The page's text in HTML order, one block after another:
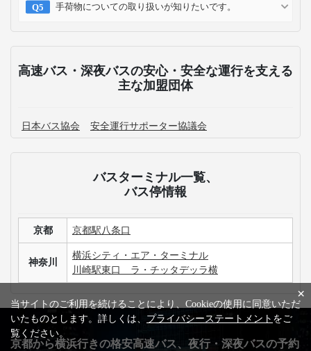
手荷物についての取り扱いが知りたいです。
高速バス・深夜バスの安心・安全な運行を支える
主な加盟団体
日本バス協会 安全運行サポーター協議会
バスターミナル一覧、
バス停情報
京都 京都駅八条口
神奈川
横浜シティ・エア・ターミナル
川崎駅東口 ラ・チッタデッラ横
京都から横浜行きの格安高速バス、夜行・深夜バスの予約
×
当サイトのご利用を続けることにより、Cookieの使用に同意いただ
いたものとします。詳しくは、 プライバシーステートメント をご
覧ください。